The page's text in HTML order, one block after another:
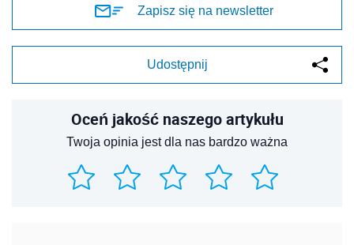
Zapisz się na newsletter
Udostępnij
Oceń jakość naszego artykułu
Twoja opinia jest dla nas bardzo ważna